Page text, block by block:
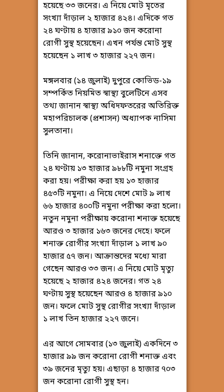
হয়েছে ৩৩ জনের। এ নিয়ে মোট মৃতের
সংখ্যা দাঁড়াল ২ হাজার ৪২৪। এদিকে গত
২৪ ঘণ্টায় ৪ হাজার ৯১০ জন করোনা
রোগী সুস্থ হয়েছেন। এখন পর্যন্ত মোট সুস্থ
হয়েছেন ১ লাখ ৩ হাজার ২২৭ জন।
মঙ্গলবার (১৪ জুলাই) দুপুরে কোভিড-১৯
সম্পর্কিত নিয়মিত স্বাস্থ্য বুলেটিনে এসব
তথ্য জানান স্বাস্থ্য অধিদফতরের অতিরিক্ত
মহাপরিচালক (প্রশাসন) অধ্যাপক নাসিমা
সুলতানা।
তিনি জানান, করোনাভাইরাস শনাক্তে গত
২৪ ঘণ্টায় ১৩ হাজার ৯৮৮টি নমুনা সংগ্রহ
করা হয়। পরীক্ষা করা হয় ১৩ হাজার
৪৫৩টি নমুনা। এ নিয়ে দেশে মোট ৯ লাখ
৬৬ হাজার ৪০০টি নমুনা পরীক্ষা করা হলো।
নতুন নমুনা পরীক্ষায় করোনা শনাক্ত হয়েছে
আরও ৩ হাজার ১৬৩ জনের দেহে। ফলে
শনাক্ত রোগীর সংখ্যা দাঁড়াল ১ লাখ ৯০
হাজার ৫৭ জন। আক্রান্তদের মধ্যে মারা
গেছেন আরও ৩৩ জন। এ নিয়ে মোট মৃত্যু
হয়েছে ২ হাজার ৪২৪ জনের। গত ২৪
ঘণ্টায় সুস্থ হয়েছেন আরও ৪ হাজার ৯১০
জন। ফলে মোট সুস্থ রোগীর সংখ্যা দাঁড়াল
১ লাখ তিন হাজার ২২৭ জনে।
এর আগে সোমবার (১৩ জুলাই) একদিনে ৩
হাজার ৯৯ জন করোনা রোগী শনাক্ত এবং
৩৯ জনের মৃত্যু হয়। এছাড়া ৪ হাজার ৭০৩
জন করোনা রোগী সুস্থ হন।